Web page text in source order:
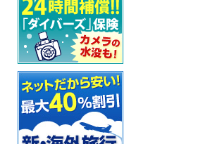
その他
スリングゴム
モリ先
ウィッシュボン
ライン
バンジー
超音波洗浄機
アクセサリー・その他
その他
インフレーター
セット
グローブ
セット
ボートコート
ハードケース
ウォータープルーフバッグ
ペリカンケース
レギュレターバッグ
スーツバッグ
カラビナ・フック
ホース、ゲージ、オクトパス
ホルダー
スレート
指示棒
マスク曇り止め
ウェイト
セーフティーグッズ
フロート・シグナルブイ
ホーン・ブザー
ライフジャケット
タンク
簡易潜水器具
水中銃(スピアガン)・手モリ関
ーバーホール
タンク耐圧検査
タンクバルブ オーバーホール
ダイブコンピューター バッテ
リー交換
エアチャージ
重器材セット
スノーケリング3点セット
スノーケリングセット
レギュレター
BCジャケット